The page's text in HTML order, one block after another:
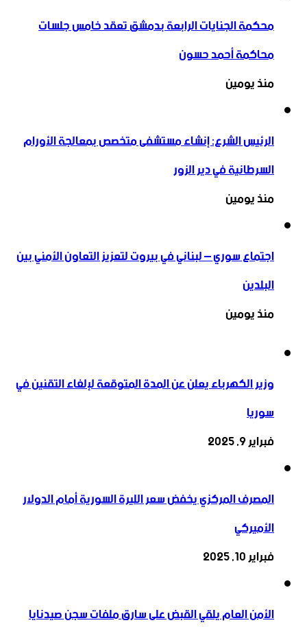
محكمة الجنايات الرابعة بدمشق تعقد خامس جلسات
محاكمة أحمد حسون
منذ يومين
الرئيس الشرع: إنشاء ‌‏مستشفى متخصص بمعالجة الأورام
السرطانية في دير الزور
منذ يومين
اجتماع سوري – لبناني في بيروت لتعزيز التعاون ‏الأمني ‏بين
البلدين
منذ يومين
وزير الكهرباء يعلن عن المدة المتوقعة لإلغاء التقنين في
سوريا
فبراير 9, 2025
المصرف المركزي يخفض سعر الليرة السورية أمام الدولار
الأميركي
فبراير 10, 2025
الأمن العام يلقي القبض على سارق ملفات سجن صيدنايا